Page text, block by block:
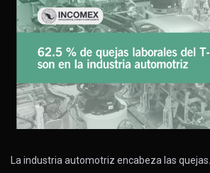
La industria automotriz encabeza las quejas…